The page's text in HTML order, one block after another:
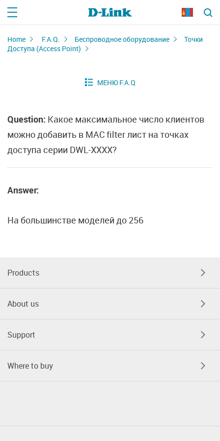
Home F.A.Q. Беспроводное оборудование
Точки
Доступа (Access Point)
Question: Какое максимальное число клиентов
можно добавить в MAC filter лист на точках
доступа серии DWL-XXXX?
Answer:
На большинстве моделей до 256
Products
About us
Support
Where to buy